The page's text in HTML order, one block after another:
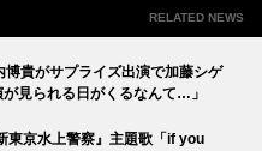
RELATED NEWS
博貴がサプライズ出演で加藤シゲ
見られる日がくるなんて…」
東京水上警察』主題歌「if you